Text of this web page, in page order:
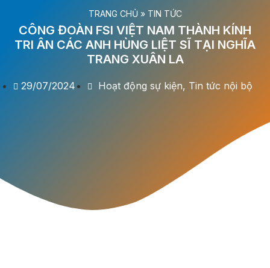
TRANG CHỦ» TIN TỨC
CÔNG ĐOÀN FSI VIỆT NAM THÀNH KÍNH
TRI ÂN CÁC ANH HÙNG LIỆT SĨ TẠI NGHĨA
TRANG XUÂN LA
29/07/2024 Hoạt động sự kiện, Tin tức nội bộ